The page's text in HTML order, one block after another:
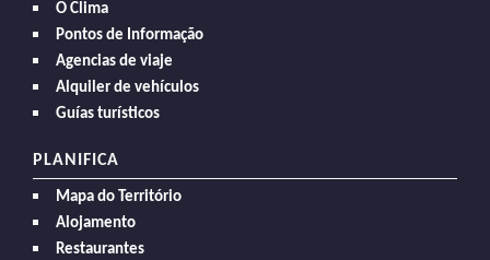
O Clima
Pontos de Informação
Agencias de viaje
Alquiler de vehículos
Guías turísticos
PLANIFICA
Mapa do Território
Alojamento
Restaurantes